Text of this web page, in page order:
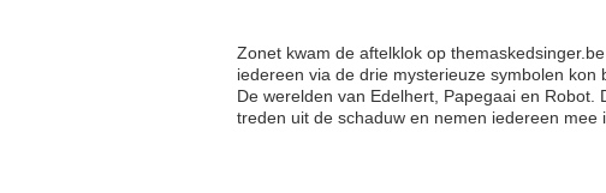
Zonet kwam de aftelklok op
iedereen via de drie mysterieuze symbolen kon
De werelden van Edelhert, Papegaai en Robot.
treden uit de schaduw en nemen iedereen mee